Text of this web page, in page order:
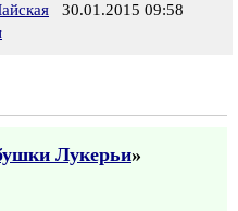
30.01.2015 09:58
Лукерьи»